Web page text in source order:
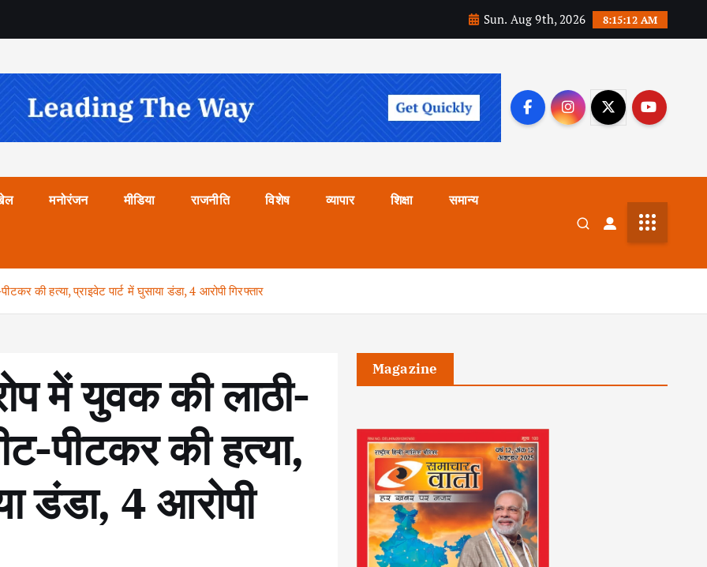
Sun. Aug 9th, 2026 8:15:13 AM
मनोरंजन मीडिया राजनीति विशेष व्यापार शिक्षा समान्य
की हत्या, प्राइवेट पार्ट में घुसाया डंडा, 4 आरोपी गिरफ्तार
में युवक की लाठी-
पीटकर की हत्या,
डंडा, 4 आरोपी
Magazine